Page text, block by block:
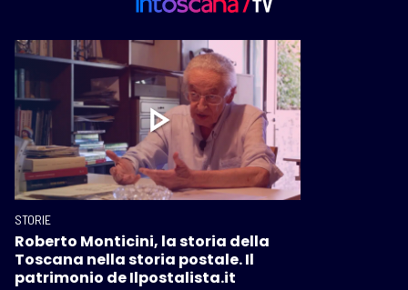
STORIE
Roberto Monticini, la storia della
Toscana nella storia postale. Il
patrimonio de Ilpostalista.it